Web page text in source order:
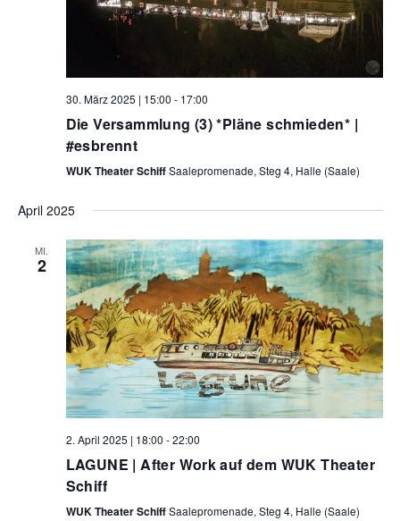
30. März 2025 | 15:00 - 17:00
Die Versammlung (3) *Pläne schmieden* |
#esbrennt
WUK Theater SchiffSaalepromenade, Steg 4, Halle (Saale)
April 2025
MI.
2
2. April 2025 | 18:00 -22:00
LAGUNE | After Work auf dem WUK Theater
Schiff
WUK Theater SchiffSaalepromenade, Steg 4, Halle (Saale)